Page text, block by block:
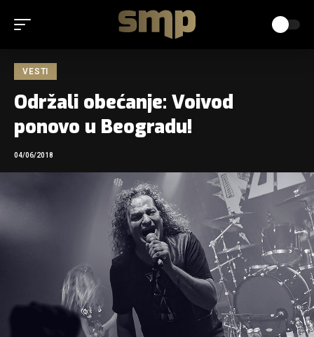
VESTI
Održali obećanje: Voivod
ponovo u Beogradu!
04/06/2018